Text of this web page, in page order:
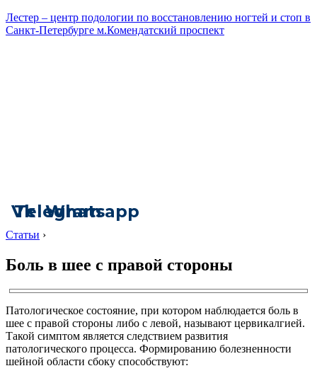
Лестер – центр подологии по восстановлению ногтей и стоп в
Санкт-Петербурге м.Комендатский проспект
Vk
Telegram
Whatsapp
Статьи ›
Боль в шее с правой стороны
Патологическое состояние, при котором наблюдается боль в
шее с правой стороны либо с левой, называют цервикалгией.
Такой симптом является следствием развития
патологического процесса. Формированию болезненности
шейной области сбоку способствуют: